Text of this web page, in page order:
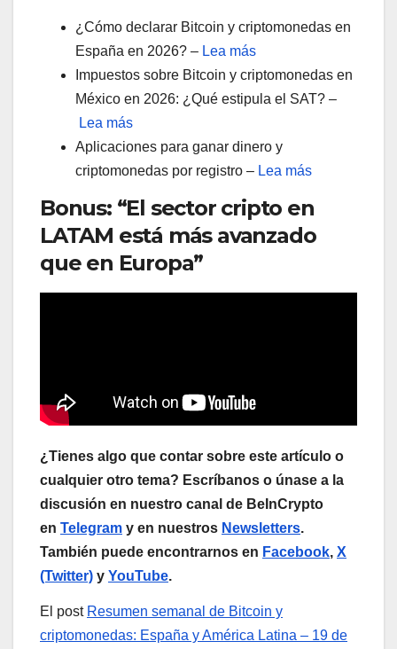
¿Cómo declarar Bitcoin y criptomonedas en
España en 2026? – Lea más
Impuestos sobre Bitcoin y criptomonedas en
México en 2026: ¿Qué estipula el SAT? –
Lea más
Aplicaciones para ganar dinero y
criptomonedas por registro – Lea más
Bonus: “El sector cripto en
LATAM está más avanzado
que en Europa”
¿Tienes algo que contar sobre este artículo o
cualquier otro tema? Escríbanos o únase a la
discusión en nuestro canal de BeInCrypto
en Telegram y en nuestros Newsletters.
También puede encontrarnos en Facebook, X
(Twitter) y YouTube.
El post Resumen semanal de Bitcoin y
criptomonedas: España y América Latina – 19 de